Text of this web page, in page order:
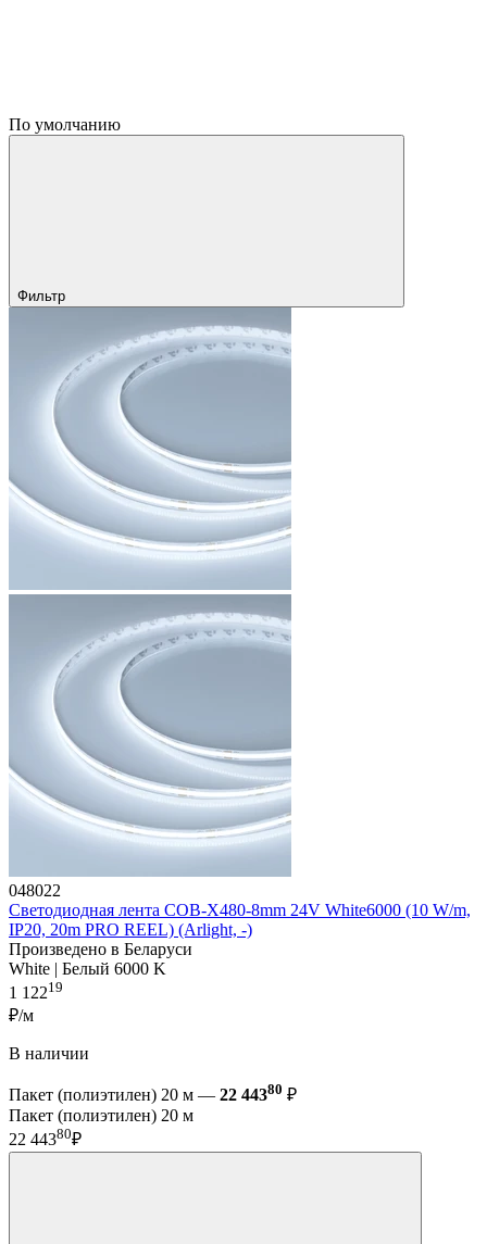
По умолчанию
Фильтр
048022
Светодиодная лента COB-X480-8mm 24V White6000 (10 W/m,
IP20, 20m PRO REEL) (Arlight, -)
Произведено в Беларуси
White | Белый 6000 K
1 12219
₽/м
В наличии
Пакет (полиэтилен) 20 м — 22 44380 ₽
Пакет (полиэтилен) 20 м
22 44380₽